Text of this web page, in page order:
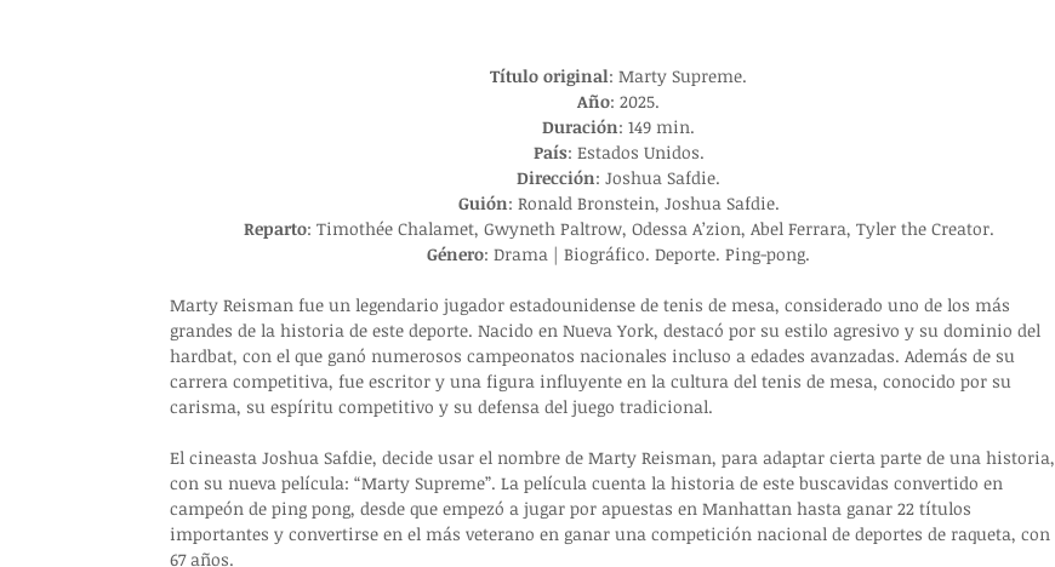
Título original: Marty Supreme.
Año: 2025.
Duración: 149 min.
País: Estados Unidos.
Dirección: Joshua Safdie.
Guión: Ronald Bronstein, Joshua Safdie.
Reparto: Timothée Chalamet, Gwyneth Paltrow, Odessa A’zion, Abel Ferrara, Tyler the Creator.
Género: Drama | Biográfico. Deporte. Ping-pong.
Marty Reisman fue un legendario jugador estadounidense de tenis de mesa, considerado uno de los más
grandes de la historia de este deporte. Nacido en Nueva York, destacó por su estilo agresivo y su dominio del
hardbat, con el que ganó numerosos campeonatos nacionales incluso a edades avanzadas. Además de su
carrera competitiva, fue escritor y una figura influyente en la cultura del tenis de mesa, conocido por su
carisma, su espíritu competitivo y su defensa del juego tradicional.
El cineasta Joshua Safdie, decide usar el nombre de Marty Reisman, para adaptar cierta parte de una historia,
con su nueva película: “Marty Supreme”. La película cuenta la historia de este buscavidas convertido en
campeón de ping pong, desde que empezó a jugar por apuestas en Manhattan hasta ganar 22 títulos
importantes y convertirse en el más veterano en ganar una competición nacional de deportes de raqueta, con
67 años.